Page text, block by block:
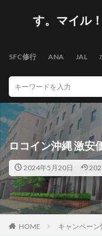
す。マイル
SFC修行 ANA JAL
ロコイン沖縄 激安
2024年5月20日
HOME キャンペーン